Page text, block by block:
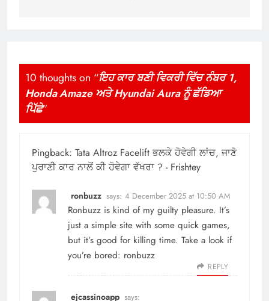
10 thoughts on “ਇਹ ਕਾਰ ਬਣੀ ਵਿਕਰੀ ਵਿੱਚ ਨੰਬਰ 1,
Honda Amaze ਅਤੇ Hyundai Aura ਨੂੰ ਛੱਡਿਆ
ਪਿੱਛੇ”
Pingback: Tata Altroz Facelift ਭਲਕੇ ਹੋਵੇਗੀ ਲਾਂਚ, ਜਾਣੋ
ਪੁਰਾਣੀ ਕਾਰ ਨਾਲੋਂ ਕੀ ਹੋਵੇਗਾ ਵੱਖਰਾ ? - Frishtey
ronbuzz says: 4 December 2025 at 10:50 AM
Ronbuzz is kind of my guilty pleasure. It’s
just a simple site with some quick games,
but it’s good for killing time. Take a look if
you’re bored: ronbuzz
REPLY
ejcassinoapp says: